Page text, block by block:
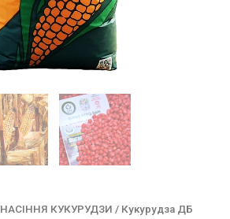
НАСІННЯ КУКУРУДЗИ / Кукурудза ДБ